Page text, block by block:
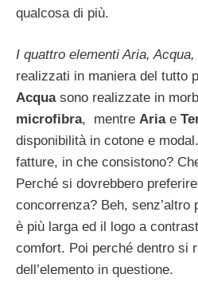
qualcosa di più.
I quattro elementi Aria,
realizzati in maniera del tutto
Acqua sono realizzate in
microfibra, mentre Ariae
disponibilità in cotone e
fatture, in che consistono?
Perché si dovrebbero
concorrenza? Beh,
è più larga ed il logo a
comfort. Poi perché dentro si
dell’elemento in questione.